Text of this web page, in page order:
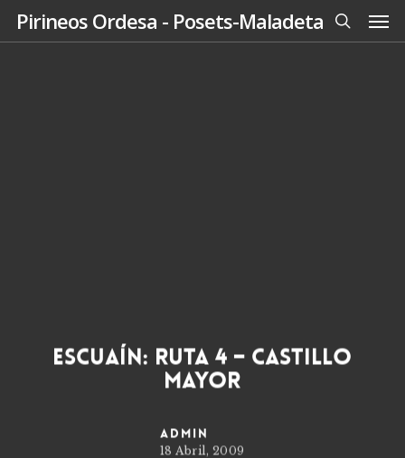
SkipPirineos Ordesa - Posets-Maladeta
search
Escuaín: Ruta 4 – Castillo
Mayor
admin
18 Abril, 2009